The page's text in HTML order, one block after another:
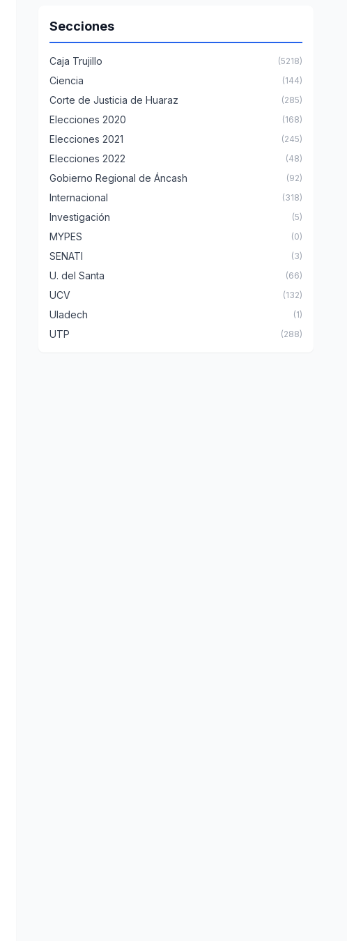
Secciones
Caja Trujillo (5218)
Ciencia (144)
Corte de Justicia de Huaraz (285)
Elecciones 2020 (168)
Elecciones 2021 (245)
Elecciones 2022 (48)
Gobierno Regional de Áncash (92)
Internacional (318)
Investigación (5)
MYPES (0)
SENATI (3)
U. del Santa (66)
UCV (132)
Uladech (1)
UTP (288)